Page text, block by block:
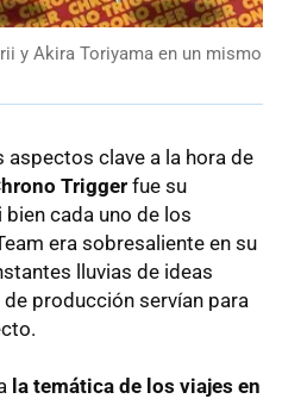
y Akira Toriyama en un mismo
aspectos clave a la hora de
Trigger fue su
cada uno de los
era sobresaliente en su
lluvias de ideas
producción servían para
la temática de los viajes en